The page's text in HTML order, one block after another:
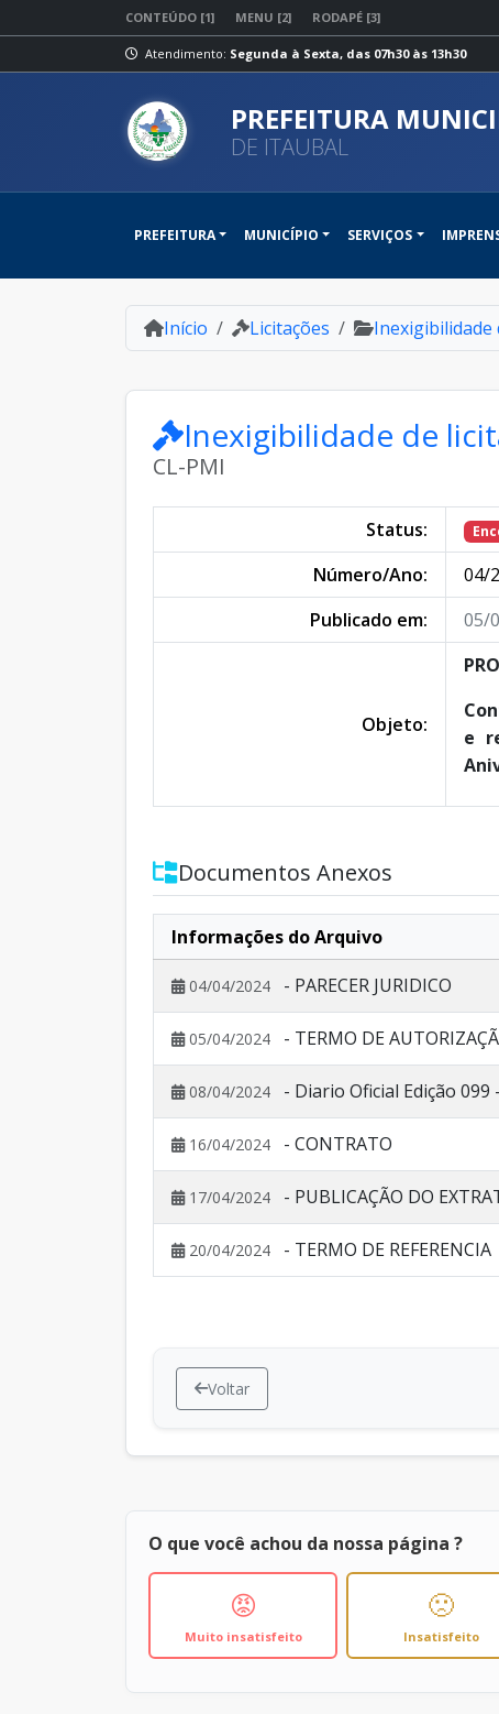
CONTEÚDO [1] MENU [2] RODAPÉ [3]
Atendimento: Segunda à Sexta, das 07h30 às 13h30
PREFEITURA
DE ITAUBAL
PREFEITURA MUNICÍPIO SERVIÇOS
Início Licitações Inexigibilidade
Inexigibilidade de
CL-PMI
Status:
Número/Ano:
04/
Publicado em:
05/
Objeto:
e
Documentos Anexos
Informações do Arquivo
04/04/2024 - PARECER JURIDICO
05/04/2024 - TERMO DE
08/04/2024 - Diario Oficial Edição 099
16/04/2024 - CONTRATO
17/04/2024 - PUBLICAÇÃO DO
20/04/2024 - TERMO DE REFERENCIA
Voltar
O que você achou da nossa página ?
😡
Muito insatisfeito
🙁
Insatisfeito